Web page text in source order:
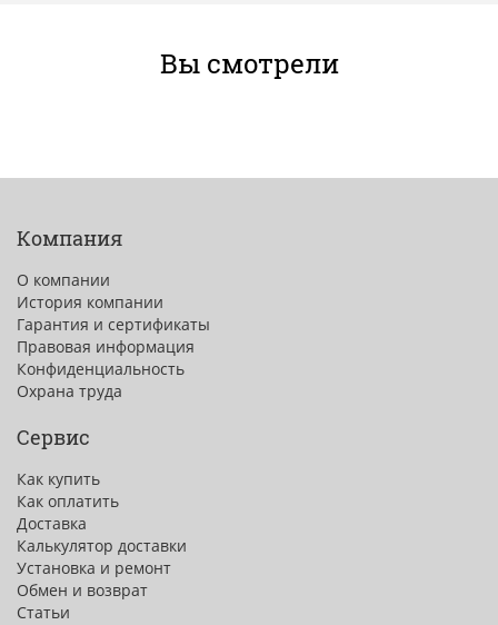
Вы смотрели
Компания
О компании
История компании
Гарантия и сертификаты
Правовая информация
Конфиденциальность
Охрана труда
Сервис
Как купить
Как оплатить
Доставка
Калькулятор доставки
Установка и ремонт
Обмен и возврат
Статьи